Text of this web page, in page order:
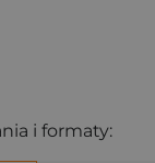
i formaty: